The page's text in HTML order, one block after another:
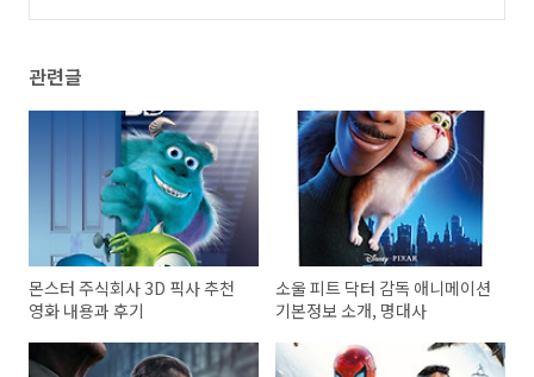
관련글
몬스터 주식회사 3D 픽사 추천
영화 내용과 후기
소울 피트 닥터 감독 애니메이션
기본정보 소개, 명대사